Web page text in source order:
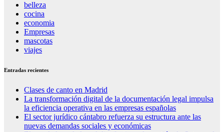
belleza
cocina
economia
Empresas
mascotas
viajes
Entradas recientes
Clases de canto en Madrid
La transformación digital de la documentación legal impulsa
la eficiencia operativa en las empresas españolas
El sector jurídico cántabro refuerza su estructura ante las
nuevas demandas sociales y económicas